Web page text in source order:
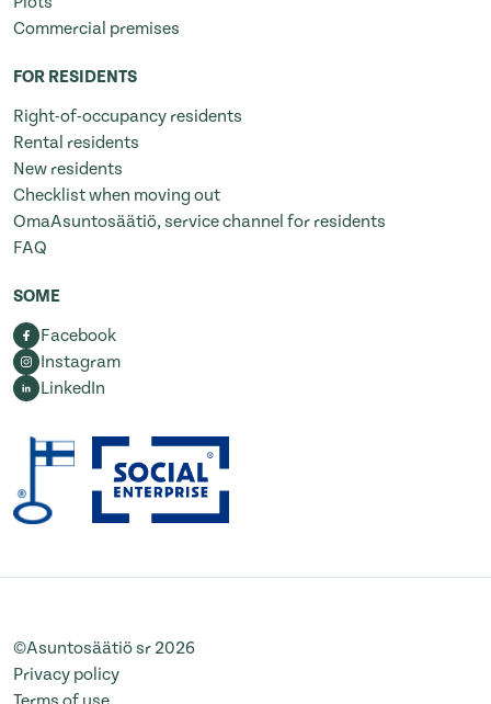
Commercial premises
FOR RESIDENTS
Right-of-occupancy residents
Rental residents
New residents
Checklist when moving out
OmaAsuntosäätiö, service channel for residents
FAQ
SOME
Facebook
Instagram
LinkedIn
©Asuntosäätiö sr 2026
Privacy policy